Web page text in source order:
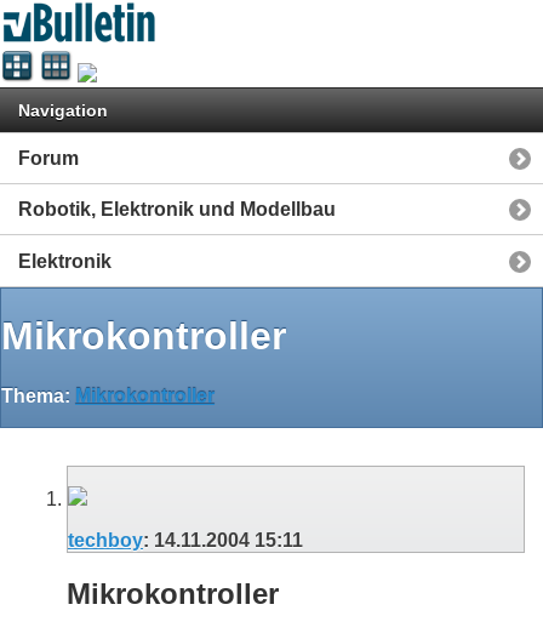
Navigation
Forum
Robotik, Elektronik und Modellbau
Elektronik
Mikrokontroller
Thema: Mikrokontroller
techboy: 14.11.2004 15:11
Mikrokontroller